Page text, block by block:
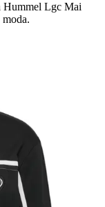
Hummel Lgc Mai